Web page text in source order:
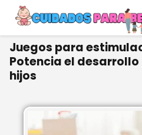
Juegos para
Potencia el
hijos